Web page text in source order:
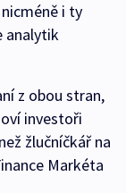
i ty
analytik
z obou stran,
investoři
žlučníčkář na
Markéta